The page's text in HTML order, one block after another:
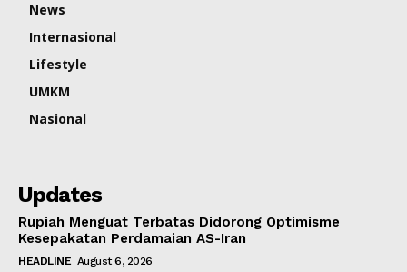
News
Internasional
Lifestyle
UMKM
Nasional
Updates
Rupiah Menguat Terbatas Didorong Optimisme
Kesepakatan Perdamaian AS-Iran
HEADLINE August 6, 2026